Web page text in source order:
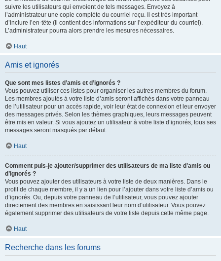
suivre les utilisateurs qui envoient de tels messages. Envoyez à
l’administrateur une copie complète du courriel reçu. Il est très important
d’inclure l’en-tête (il contient des informations sur l’expéditeur du courriel).
L’administrateur pourra alors prendre les mesures nécessaires.
Haut
Amis et ignorés
Que sont mes listes d’amis et d’ignorés ?
Vous pouvez utiliser ces listes pour organiser les autres membres du forum.
Les membres ajoutés à votre liste d’amis seront affichés dans votre panneau
de l’utilisateur pour un accès rapide, voir leur état de connexion et leur envoyer
des messages privés. Selon les thèmes graphiques, leurs messages peuvent
être mis en valeur. Si vous ajoutez un utilisateur à votre liste d’ignorés, tous ses
messages seront masqués par défaut.
Haut
Comment puis-je ajouter/supprimer des utilisateurs de ma liste d’amis ou
d’ignorés ?
Vous pouvez ajouter des utilisateurs à votre liste de deux manières. Dans le
profil de chaque membre, il y a un lien pour l’ajouter dans votre liste d’amis ou
d’ignorés. Ou, depuis votre panneau de l’utilisateur, vous pouvez ajouter
directement des membres en saisissant leur nom d’utilisateur. Vous pouvez
également supprimer des utilisateurs de votre liste depuis cette même page.
Haut
Recherche dans les forums